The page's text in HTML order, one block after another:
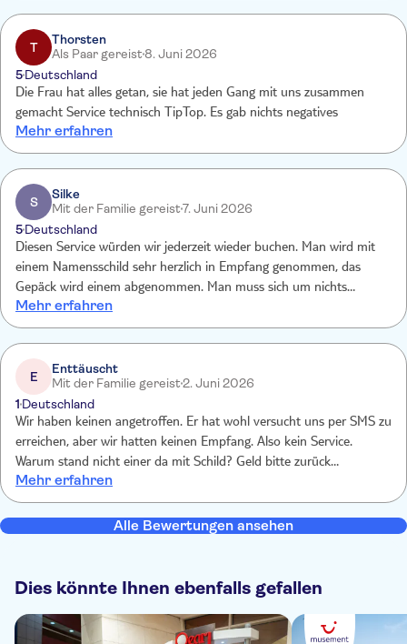
T
Thorsten
Als Paar gereist 8. Juni 2026
5Deutschland
Die Frau hat alles getan, sie hat jeden Gang mit uns zusammen
gemacht Service technisch TipTop. Es gab nichts negatives
Mehr erfahren
S
Silke
Mit der Familie gereist7. Juni 2026
5Deutschland
Diesen Service würden wir jederzeit wieder buchen. Man wird mit
einem Namensschild sehr herzlich in Empfang genommen, das
Gepäck wird einem abgenommen. Man muss sich um nichts
kümmern und kommt überall sofort dran, an der wartenden
Menschenschlange vorbei und ist innerhalb kürzester Zeit am Gate.
Die Mitarbeiter sind äußerst freundlich und zuvorkommend und
sprechen gut Deutsch und Englisch. Mega toller Service! Vielen
Dank!
Mehr erfahren
E
Enttäuscht
Mit der Familie gereist2. Juni 2026
1 Deutschland
Wir haben keinen angetroffen. Er hat wohl versucht uns per SMS zu
erreichen, aber wir hatten keinen Empfang. Also kein Service.
Warum stand nicht einer da mit Schild? Geld bitte zurück
überweisen
Mehr erfahren
Alle Bewertungen ansehen
Dies könnte Ihnen ebenfalls gefallen